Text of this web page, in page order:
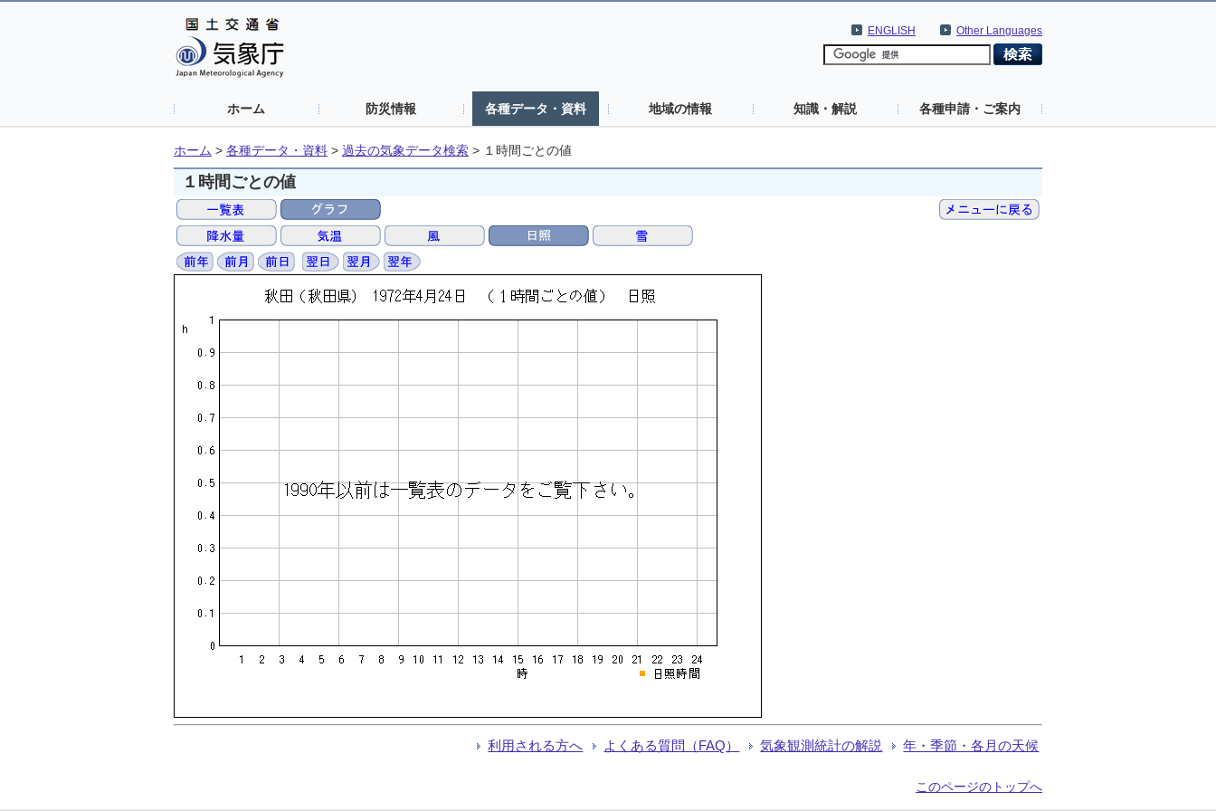
Other Languages
ENGLISH
ホーム 防災情報 各種データ・資料 地域の情報 知識・解説 各種申請・ご案内
ホーム > 各種データ・資料 > 過去の気象データ検索 > １時間ごとの値
１時間ごとの値
利用される方へ よくある質問（FAQ） 気象観測統計の解説 年・季節・各月の天候
このページのトップへ